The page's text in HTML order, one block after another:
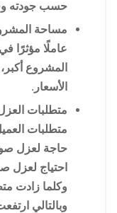
حسب جودته
مساحة
عاملًا مؤثرًا
المشروع
الأسعار.
متطلبات
متطلبات
حاجة لعزل
احتياج لعزل
وكلما زادت
وبالتالي